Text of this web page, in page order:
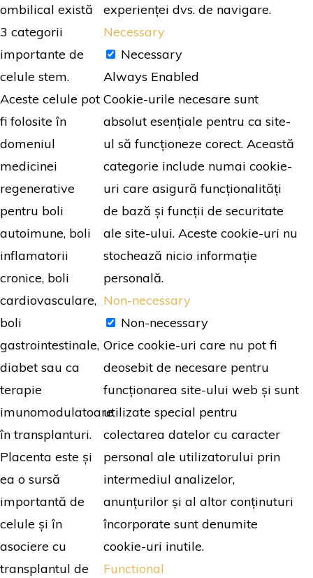
ombilical există
3 categorii
importante de
celule stem.
Aceste celule pot
fi folosite în
domeniul
medicinei
regenerative
pentru boli
autoimune, boli
inflamatorii
cronice, boli
cardiovasculare,
boli
gastrointestinale,
diabet sau ca
terapie
imunomodulatoare
în transplanturi.
Placenta este și
ea o sursă
importantă de
celule și în
asociere cu
transplantul de
experienței dvs. de navigare.
Necessary
Necessary
Always Enabled
Cookie-urile necesare sunt
absolut esențiale pentru ca site-
ul să funcționeze corect. Această
categorie include numai cookie-
uri care asigură funcționalități
de bază și funcții de securitate
ale site-ului. Aceste cookie-uri nu
stochează nicio informație
personală.
Non-necessary
Non-necessary
Orice cookie-uri care nu pot fi
deosebit de necesare pentru
funcționarea site-ului web și sunt
utilizate special pentru
colectarea datelor cu caracter
personal ale utilizatorului prin
intermediul analizelor,
anunțurilor și al altor conținuturi
încorporate sunt denumite
cookie-uri inutile.
Functional